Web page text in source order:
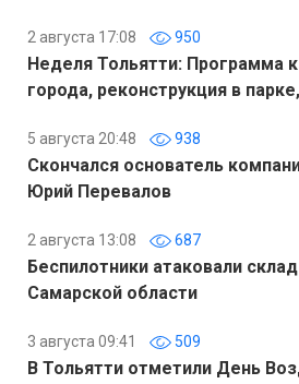
2 августа 17:08 950
Неделя Тольятти: Программа
города, реконструкция в
5 августа 20:48 938
Скончался основатель
Юрий Перевалов
2 августа 13:08 687
Беспилотники атаковали
Самарской области
3 августа 09:41 509
В Тольятти отметили День